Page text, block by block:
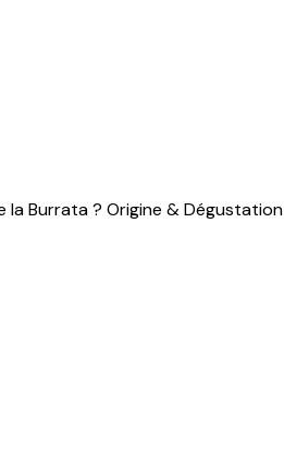
la Burrata ? Origine & Dégustation